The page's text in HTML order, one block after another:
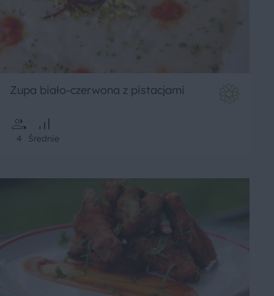
Zupa biało-czerwona z pistacjami
4 Średnie